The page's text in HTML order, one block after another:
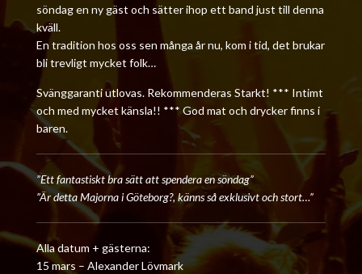
söndag en ny gäst och sätter ihop ett band just till denna
kväll.
En tradition hos oss sen många år nu, kom i tid, det brukar
bli trevligt mycket folk…
Svänggaranti utlovas. Rekommenderas Starkt! *** Intimt
och med mycket känsla!! *** God mat och drycker finns i
baren.
”Ett fantastiskt bra sätt att spendera en söndag”
”Är detta Majorna i Göteborg?, känns så exklusivt och stort…”
Alla datum + gästerna:
15 mars – Alexander Lövmark